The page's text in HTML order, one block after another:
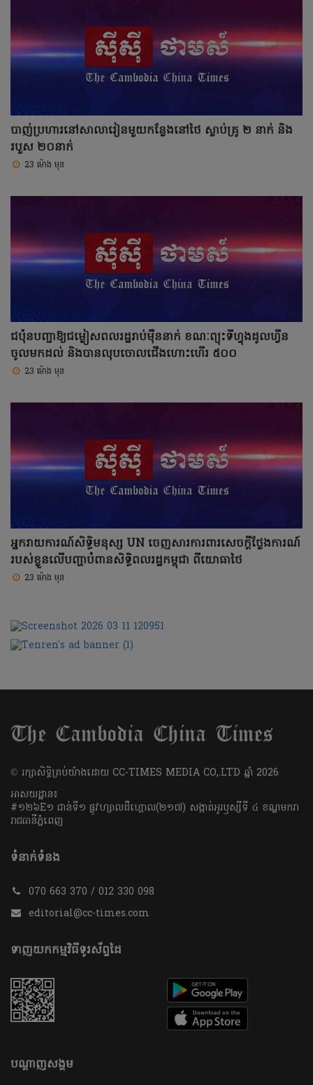
បាញ់ប្រហារនៅសាលារៀនមួយកន្លែងនៅថៃ ស្លាប់គ្រូ ២ នាក់ និង
របួស ២០នាក់
23 ម៉ោង មុន
ជប៉ុនបញ្ជាឱ្យជម្លៀសពលរដ្ឋរាប់ម៉ឺននាក់ ខណៈព្យុះទីហ្វុងដូលហ្វីន
ចូលមកដល់ និងបានលុបចោលជើងហោះហើរ ៥០០
23 ម៉ោង មុន
អ្នករាយការណ៍សិទ្ធិមនុស្ស UN ចេញសារការពារសេចក្តីថ្លែងការណ៍
របស់ខ្លួនលើបញ្ហាបំពានសិទ្ធិពលរដ្ឋកម្ពុជា ពីយោធាថៃ
23 ម៉ោង មុន
​© រក្សា​សិទ្ធិ​គ្រប់​យ៉ាង​ដោយ​ CC-TIMES MEDIA CO,.LTD ឆ្នាំ​ 2026
អាសយដ្ឋាន៖
#១២៦E១ ជាន់ទី១ ផ្លូវហ្សាលដឺហ្គោល(២១៧) សង្កាត់អូរឫស្សីទី ៤ ខណ្ឌមករា
រាជធានីភ្នំពេញ
ទំនាក់ទំនង
070 663 370 / 012 330 098
editorial@cc-times.com
ទាញយកកម្មវិធីទូរស័ព្ទដៃ
បណ្តាញសង្គម